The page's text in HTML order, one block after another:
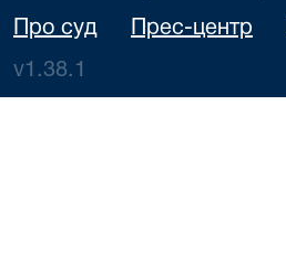
Про суд Прес-центр
v1.38.1